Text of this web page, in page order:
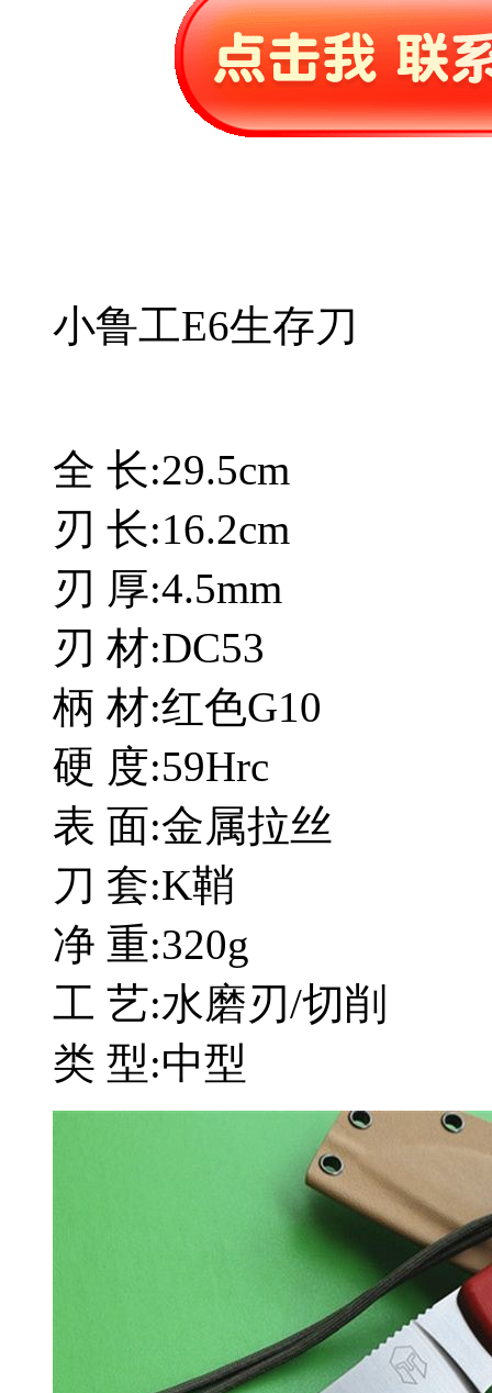
小鲁工E6生存刀
全 长:29.5cm
刃 长:16.2cm
刃 厚:4.5mm
刃 材:DC53
柄 材:红色G10
硬 度:59Hrc
表 面:金属拉丝
刀 套:K鞘
净 重:320g
工 艺:水磨刃/切削
类 型:中型